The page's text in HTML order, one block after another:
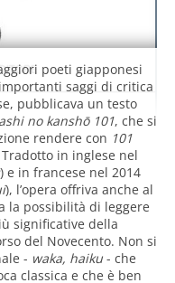
poeti giapponesi
saggi di critica
pubblicava un testo
no kanshō 101, che si
rendere con 101
Tradotto in inglese nel
) e in francese nel 2014
), l’opera offriva anche al
la possibilità di leggere
significative della
del Novecento. Non si
- waka, haiku - che
classica e che è ben